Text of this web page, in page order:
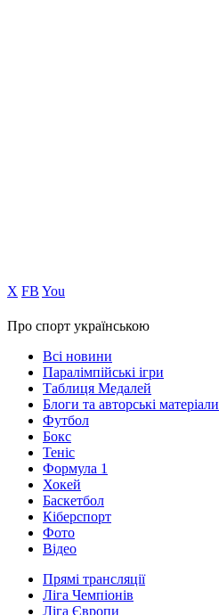
Х FB You
Про спорт українською
Всі новини
Паралімпійські ігри
Таблиця Медалей
Блоги та авторські матеріали
Футбол
Бокс
Теніс
Формула 1
Хокей
Баскетбол
Кіберспорт
Фото
Відео
Прямі трансляції
Ліга Чемпіонів
Ліга Європи